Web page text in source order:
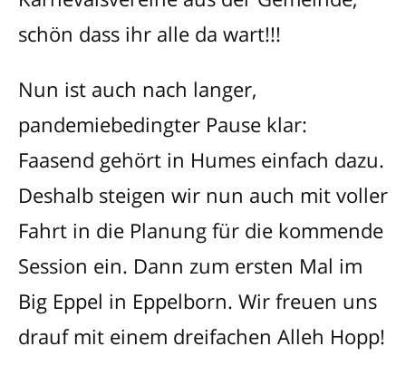
schön dass ihr alle da wart!!!
Nun ist auch nach langer,
pandemiebedingter Pause klar:
Faasend gehört in Humes einfach dazu.
Deshalb steigen wir nun auch mit voller
Fahrt in die Planung für die kommende
Session ein. Dann zum ersten Mal im
Big Eppel in Eppelborn. Wir freuen uns
drauf mit einem dreifachen Alleh Hopp!